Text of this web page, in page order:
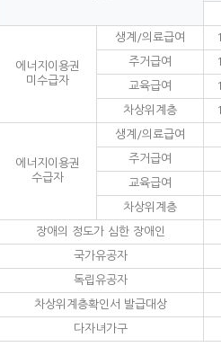
에너지이용권
미수급자
생계/의료급여
주거급여
교육급여
차상위계층
에너지이용권
수급자
생계/의료급여
주거급여
교육급여
차상위계층
장애의 정도가 심한 장애인
국가유공자
독립유공자
차상위계층확인서 발급대상
다자녀가구